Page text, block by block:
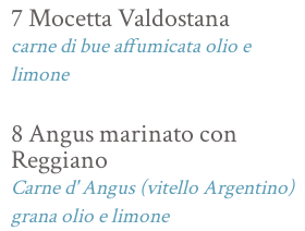
7 Mocetta Valdostana
carne di bue affumicata olio e
limone
8 Angus marinato con
Reggiano
Carne d' Angus (vitello Argentino)
grana olio e limone